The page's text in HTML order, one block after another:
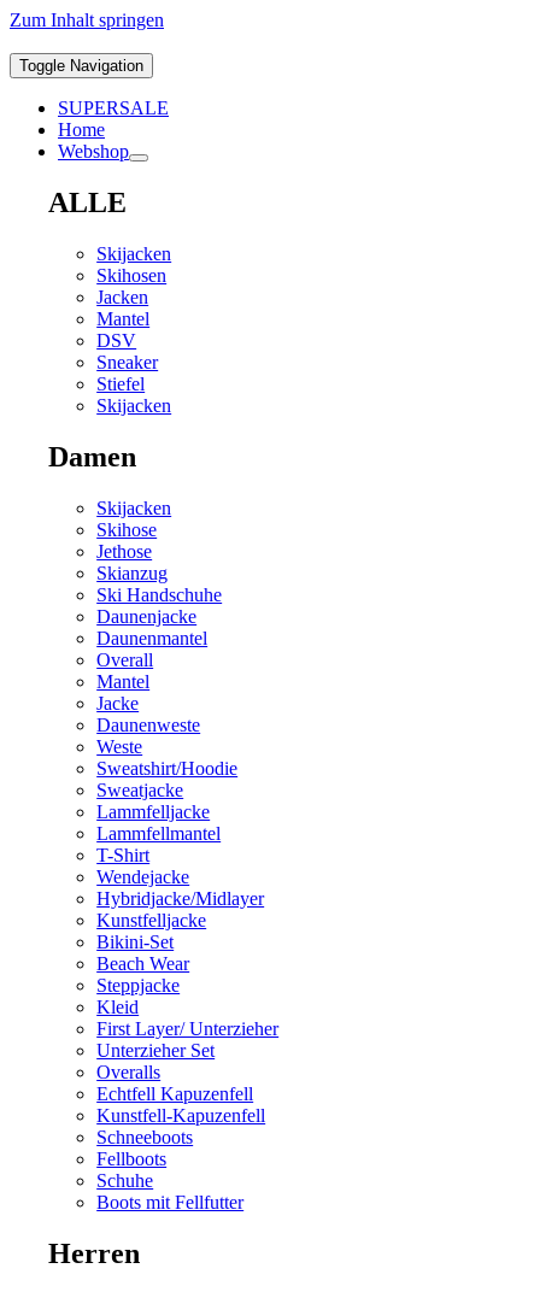
Zum Inhalt springen
Toggle Navigation
SUPERSALE
Home
Webshop
ALLE
Skijacken
Skihosen
Jacken
Mantel
DSV
Sneaker
Stiefel
Skijacken
Damen
Skijacken
Skihose
Jethose
Skianzug
Ski Handschuhe
Daunenjacke
Daunenmantel
Overall
Mantel
Jacke
Daunenweste
Weste
Sweatshirt/Hoodie
Sweatjacke
Lammfelljacke
Lammfellmantel
T-Shirt
Wendejacke
Hybridjacke/Midlayer
Kunstfelljacke
Bikini-Set
Beach Wear
Steppjacke
Kleid
First Layer/ Unterzieher
Unterzieher Set
Overalls
Echtfell Kapuzenfell
Kunstfell-Kapuzenfell
Schneeboots
Fellboots
Schuhe
Boots mit Fellfutter
Herren